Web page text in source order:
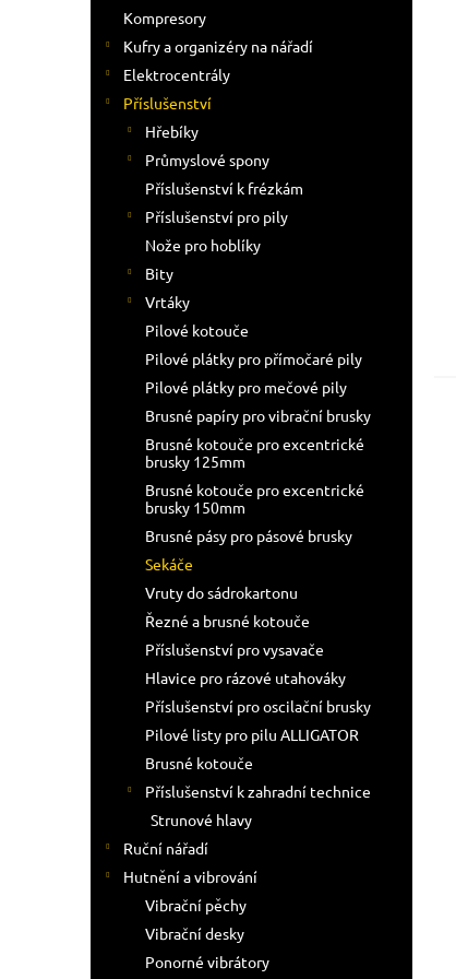
Kompresory
Kufry a organizéry na nářadí
Elektrocentrály
Příslušenství
Hřebíky
Průmyslové spony
Příslušenství k frézkám
Příslušenství pro pily
Nože pro hoblíky
Bity
Vrtáky
Pilové kotouče
Pilové plátky pro přímočaré pily
Pilové plátky pro mečové pily
Brusné papíry pro vibrační brusky
Brusné kotouče pro excentrické
brusky 125mm
Brusné kotouče pro excentrické
brusky 150mm
Brusné pásy pro pásové brusky
Sekáče
Vruty do sádrokartonu
Řezné a brusné kotouče
Příslušenství pro vysavače
Hlavice pro rázové utahováky
Příslušenství pro oscilační brusky
Pilové listy pro pilu ALLIGATOR
Brusné kotouče
Příslušenství k zahradní technice
Strunové hlavy
Ruční nářadí
Hutnění a vibrování
Vibrační pěchy
Vibrační desky
Ponorné vibrátory